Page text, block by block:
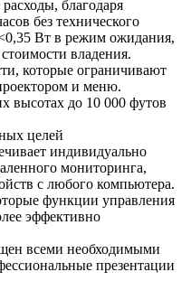
благодаря
без технического
Вт в режим ожидания,
владения.
которые ограничивают
и меню.
высотах до 10 000 футов
целей
индивидуально
мониторинга,
с любого компьютера.
функции управления
эффективно
всеми необходимыми
презентации